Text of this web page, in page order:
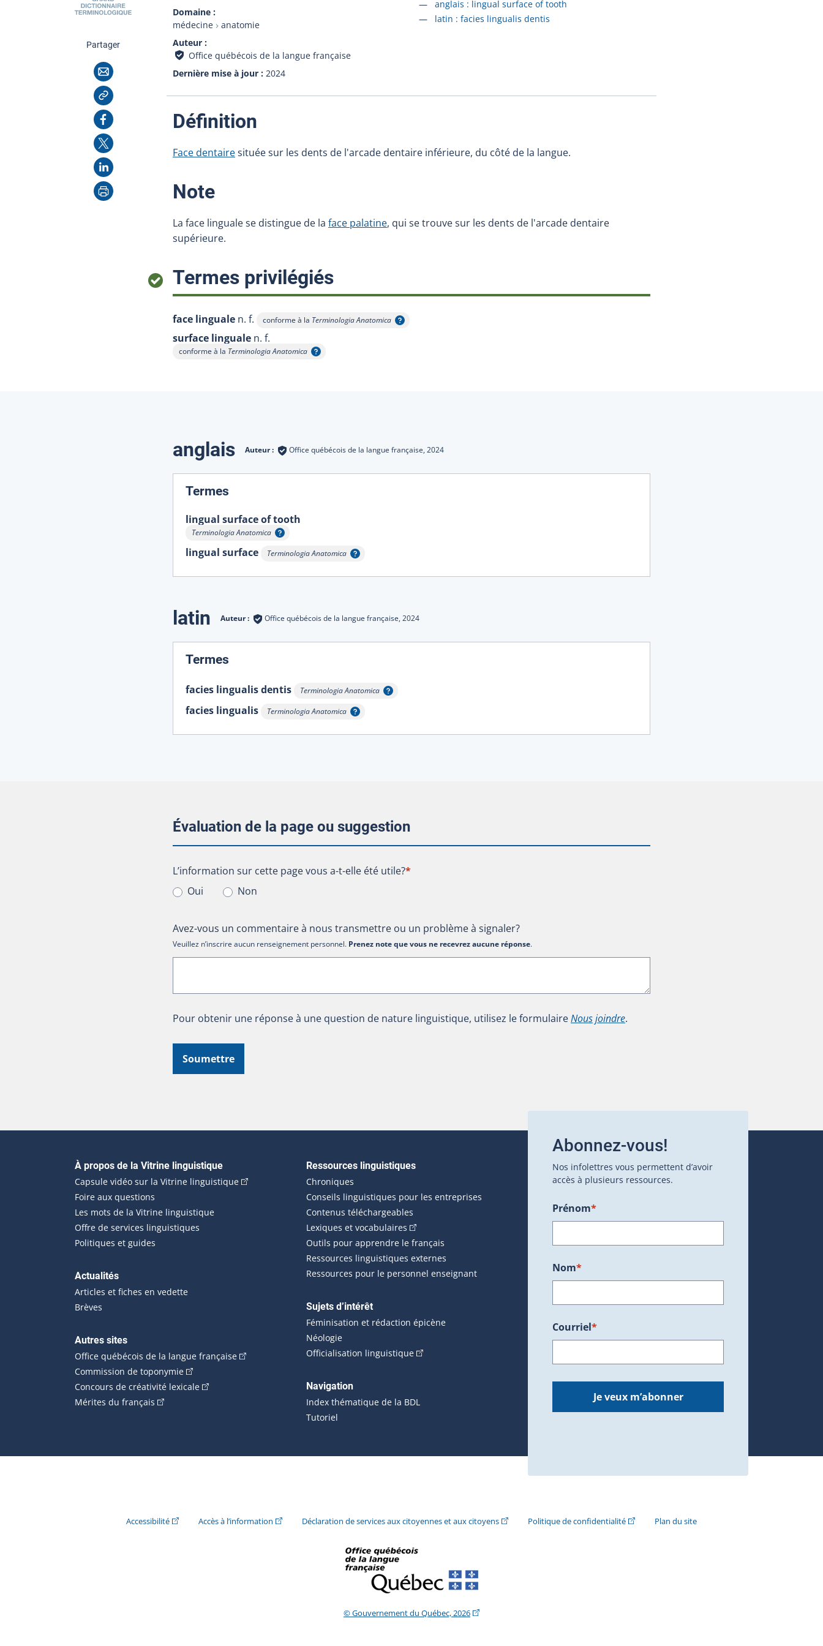
Domaine
médecine
anatomie
Auteur
Office québécois de la langue française
Dernière mise à jour
2024
Accéder à la fiche en
anglais : lingual surface of tooth
Accéder à la fiche en
latin : facies lingualis dentis
Partagercette page
Courriel
Copier l'adresse
Facebook
X
LinkedIn
Imprimer
Définition
Face dentairesituée sur les dents de l'arcade dentaire inférieure, du côté de la langue.
Note:
La face linguale se distingue de la face palatine, qui se trouve sur les dents de l'arcade dentaire
supérieure.
Termes privilégiés:
face linguale n. f. conforme à la Terminologia Anatomica
Afficher l'infobulle
surface linguale n. f.
conforme à la Terminologia Anatomica
Afficher l'infobulle
Traductions
anglais Auteur : Office québécois de la langue française, 2024
Termes
lingual surface of tooth
Terminologia Anatomica
Afficher l'infobulle
lingual surface Terminologia Anatomica
Afficher l'infobulle
latin Auteur : Office québécois de la langue française, 2024
Termes
facies lingualis dentis Terminologia Anatomica
Afficher l'infobulle
facies lingualis Terminologia Anatomica
Afficher l'infobulle
Évaluation de la page ou suggestion
L’information sur cette page vous a-t-elle été utile?
L’information sur cette page vous a-t-elle été utile?*
Oui
Non
Avez-vous un commentaire à nous transmettre ou un problème à signaler?
Veuillez n’inscrire aucun renseignement personnel. Prenez note que vous ne recevrez aucune réponse.
Pour obtenir une réponse à une question de nature linguistique, utilisez le formulaireNous joindre.
Soumettre
Navigation principale
À propos de la Vitrine linguistique
Capsule vidéo sur la Vitrine linguistique(Cet hyperlien externe s'ouvrira dans une nouvelle fenêtre.)
Foire aux questions
Les mots de la Vitrine linguistique
Offre de services linguistiques
Politiques et guides
Actualités
Articles et fiches en vedette
Brèves
Autres sites
Office québécois de la langue française(Cet hyperlien externe s'ouvrira dans une nouvelle fenêtre.)
Commission de toponymie(Cet hyperlien externe s'ouvrira dans une nouvelle fenêtre.)
Concours de créativité lexicale(Cet hyperlien externe s'ouvrira dans une nouvelle fenêtre.)
Mérites du français (Cet hyperlien externe s'ouvrira dans une nouvelle fenêtre.)
Ressources linguistiques
Chroniques
Conseils linguistiques pour les entreprises
Contenus téléchargeables
Lexiques et vocabulaires (Cet hyperlien externe s'ouvrira dans une nouvelle fenêtre.)
Outils pour apprendre le français
Ressources linguistiques externes
Ressources pour le personnel enseignant
Sujets d’intérêt
Féminisation et rédaction épicène
Néologie
Officialisation linguistique(Cet hyperlien externe s'ouvrira dans une nouvelle fenêtre.)
Navigation
Index thématique de la BDL
Tutoriel
Abonnez-vous!
Nos infolettres vous permettent d’avoir
accès à plusieurs ressources.
Prénom*
Nom*
Courriel*
Je veux m’abonner
Accessibilité(Cet hyperlien externe s'ouvrira dans une nouvelle fenêtre.)
Accès à l’information (Cet hyperlien externe s'ouvrira dans une nouvelle fenêtre.)
Déclaration de services aux citoyennes et aux citoyens(Cet hyperlien externe s'ouvrira dans une nouvelle fenêtre.)
Politique de confidentialité(Cet hyperlien externe s'ouvrira dans une nouvelle
Plan du site
© Gouvernement du Québec, 2026(Cet hyperlien externe s'ouvrira dans une nouvelle fenêtre.)